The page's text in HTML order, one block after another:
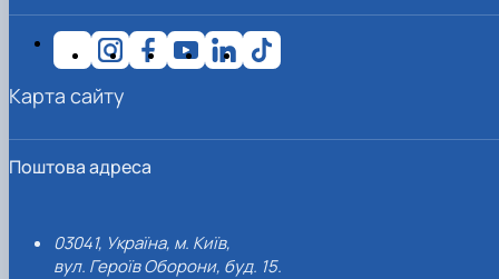
Поштова адреса
03041, Україна, м. Київ,
вул. Героїв Оборони, буд. 15.
Карта сайту